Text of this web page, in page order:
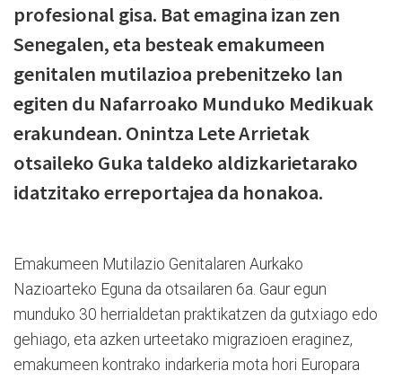
profesional gisa. Bat emagina izan zen
Senegalen, eta besteak emakumeen
genitalen mutilazioa prebenitzeko lan
egiten du Nafarroako Munduko Medikuak
erakundean. Onintza Lete Arrietak
otsaileko Guka taldeko aldizkarietarako
idatzitako erreportajea da honakoa.
Emakumeen Mutilazio Genitalaren Aurkako
Nazioarteko Eguna da otsailaren 6a. Gaur egun
munduko 30 herrialdetan praktikatzen da gutxiago edo
gehiago, eta azken urteetako migrazioen eraginez,
emakumeen kontrako indarkeria mota hori Europara